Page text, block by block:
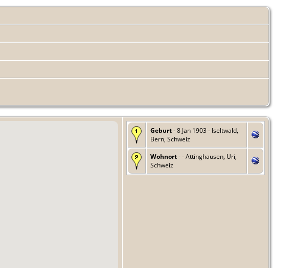
Geburt- 8 Jan 1903 - Iseltwald,
Bern, Schweiz
Wohnort- - Attinghausen, Uri,
Schweiz